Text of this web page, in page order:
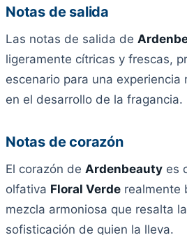
Notas de salida
Las notas de salida de
ligeramente cítricas y frescas,
escenario para una experiencia
en el desarrollo de la fragancia.
Notas de corazón
El corazón de Ardenbeauty es
olfativa Floral Verde realmente
mezcla armoniosa que resalta
sofisticación de quien la lleva.